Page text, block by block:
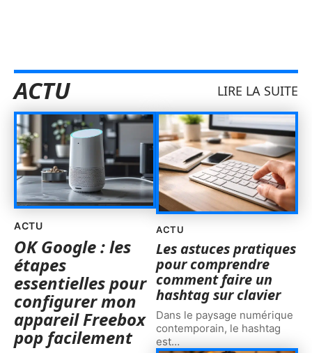
ACTU LIRE LA SUITE
ACTU
OK Google : les
étapes
essentielles pour
configurer mon
appareil Freebox
pop facilement
ACTU
Les astuces pratiques
pour comprendre
comment faire un
hashtag sur clavier
Dans le paysage numérique
contemporain, le hashtag
est…